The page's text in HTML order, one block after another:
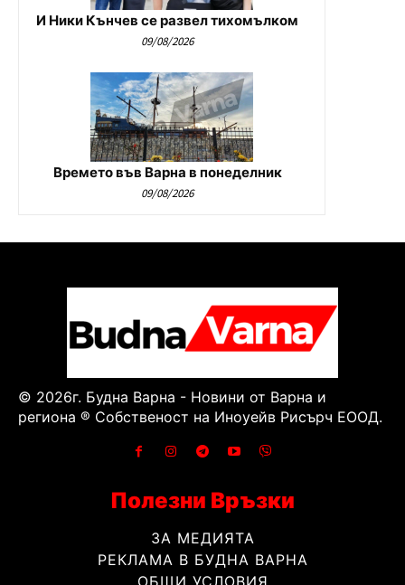
И Ники Кънчев се развел тихомълком
09/08/2026
Времето във Варна в понеделник
09/08/2026
© 2026г. Будна Варна - Новини от Варна и
региона ® Собственост на Иноуейв Рисърч ЕООД.
Полезни Връзки
ЗА МЕДИЯТА
РЕКЛАМА В БУДНА ВАРНА